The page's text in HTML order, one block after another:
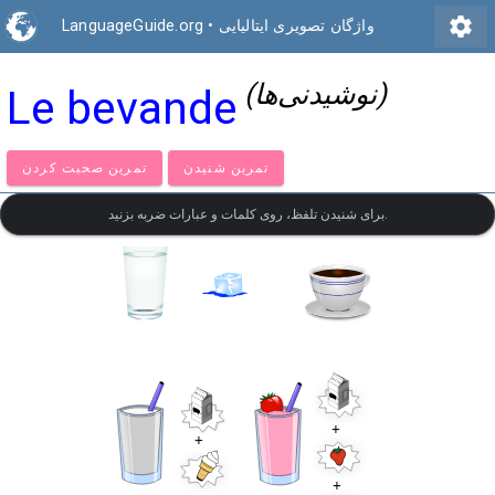
LanguageGuide.org • واژگان تصویری ایتالیایی settings
Le bevande (نوشیدنی‌ها)
تمرین صحبت کردن تمرین شنیدن
برای شنیدن تلفظ، روی کلمات و عبارات ضربه بزنید.